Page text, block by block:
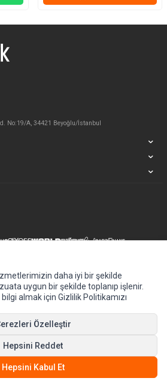
No:19/A, 34421 Beyoğlu/İstanbul
© Tüm hakları saklıdır.
Sistemleriyle Hazırlanmıştır.
daha iyi bir şekilde
uygun bir şekilde toplanıp işlenir.
almak için Gizlilik Politikamızı
Özelleştir
Hepsini Reddet
Hepsini Kabul Et